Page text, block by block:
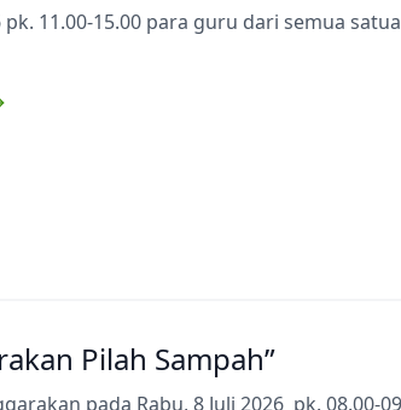
pk. 11.00-15.00 para guru dari semua
Pilah Sampah”
pada Rabu, 8 Juli 2026 pk. 08.00-